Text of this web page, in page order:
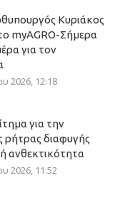
Κυριάκος
myAGRO-Σήμερα
για τον
2026, 12:18
για την
ρήτρας διαφυγής
ανθεκτικότητα
2026, 11:52